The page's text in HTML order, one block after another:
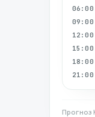
06:00
09:00
12:00
15:00
18:00
21:00
Прогноз